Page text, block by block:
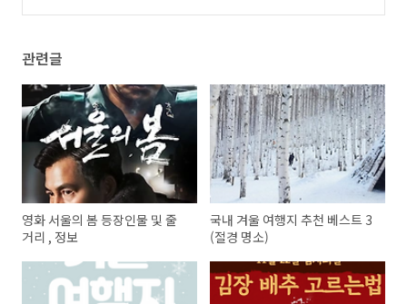
관련글
영화 서울의 봄 등장인물 및 줄
거리 , 정보
국내 겨울 여행지 추천 베스트 3
(절경 명소)